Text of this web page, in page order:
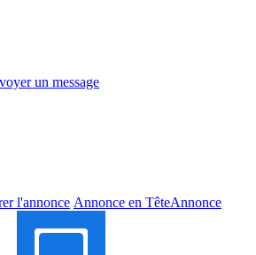
un message
l'annonce Annonce en TêteAnnonce